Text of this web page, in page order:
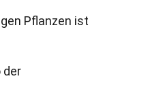
Pflanzen ist
der